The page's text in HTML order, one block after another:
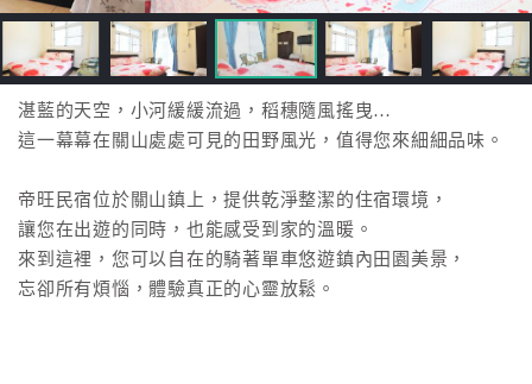
跟
飯
店
訂
房
HOT
特
色
民
湛藍的天空，小河緩緩流過，稻穗隨風搖曳…
這一幕幕在關山處處可見的田野風光，值得您來細細品味。
帝旺民宿位於關山鎮上，提供乾淨整潔的住宿環境，
讓您在出遊的同時，也能感受到家的溫暖。
來到這裡，您可以自在的騎著單車悠遊鎮內田園美景，
忘卻所有煩惱，體驗真正的心靈放鬆。